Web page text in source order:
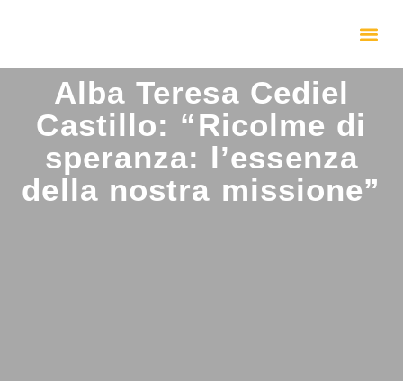
Alba Teresa Cediel
Castillo: “Ricolme di
speranza: l’essenza
della nostra missione”